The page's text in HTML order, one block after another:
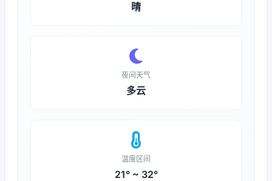
晴
夜间天气
多云
温度区间
21° ~ 32°